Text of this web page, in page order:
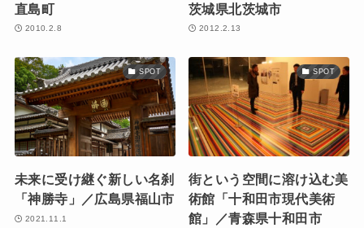
直島町
2010.2.8
茨城県北茨城市
2012.2.13
SPOT
未来に受け継ぐ新しい名刹
「神勝寺」／広島県福山市
2021.11.1
SPOT
街という空間に溶け込む美
術館「十和田市現代美術
館」／青森県十和田市